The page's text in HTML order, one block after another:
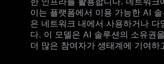
이는 플랫폼에서 이용 가능한 AI
은 네트워크 내에서 사용하거나
다. 이 모델은 AI 솔루션의 소유권
더 많은 참여자가 생태계에 기여